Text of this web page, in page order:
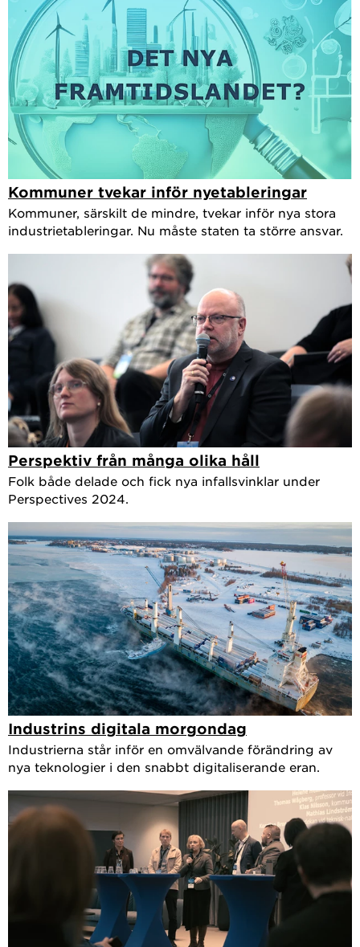
Kommuner tvekar inför nyetableringar
Kommuner, särskilt de mindre, tvekar inför nya stora
industrietableringar. Nu måste staten ta större ansvar.
Perspektiv från många olika håll
Folk både delade och fick nya infallsvinklar under
Perspectives 2024.
Industrins digitala morgondag
Industrierna står inför en omvälvande förändring av
nya teknologier i den snabbt digitaliserande eran.